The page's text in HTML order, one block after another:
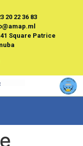
20 22 36 83
Square Patrice